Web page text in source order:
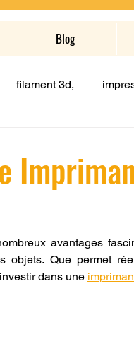
Blog
filament 3d,
Filament PETG
avantages
Que permet
dans une